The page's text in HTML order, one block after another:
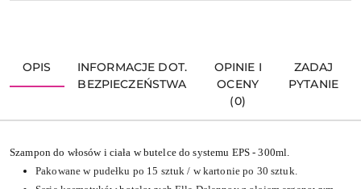
OPIS
INFORMACJE DOT.
BEZPIECZEŃSTWA
OPINIE I
OCENY
(0)
ZADAJ
PYTANIE
Szampon do włosów i ciała w butelce do systemu EPS - 300ml.
Pakowane w pudełku po 15 sztuk / w kartonie po 30 sztuk.